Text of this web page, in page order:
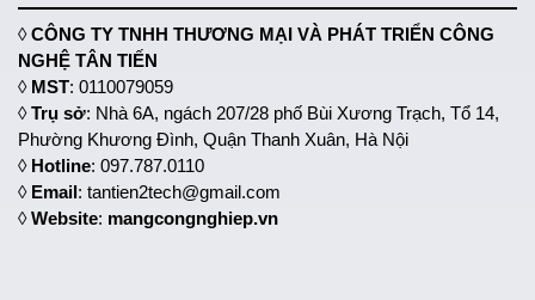
◊CÔNG TY TNHH THƯƠNG MẠI VÀ PHÁT TRIỂN CÔNG
NGHỆ TÂN TIẾN
◊ MST: 0110079059
◊Trụ sở: Nhà 6A, ngách 207/28 phố Bùi Xương Trạch, Tổ 14,
Phường Khương Đình, Quận Thanh Xuân, Hà Nội
◊ Hotline: 097.787.0110
◊ Email: tantien2tech@gmail.com
◊Website: mangcongnghiep.vn